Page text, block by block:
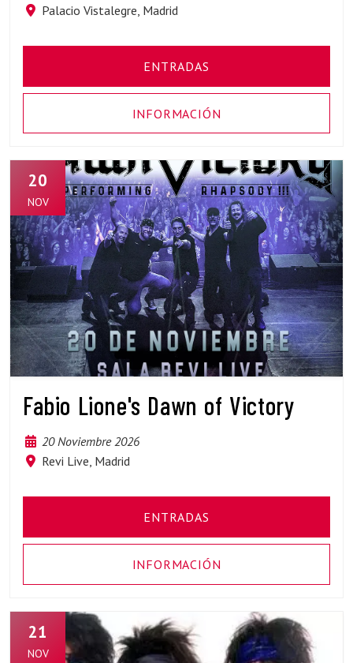
Palacio Vistalegre, Madrid
ENTRADAS
INFORMACIÓN
20
NOV
Fabio Lione's Dawn of Victory
20 Noviembre 2026
Revi Live, Madrid
ENTRADAS
INFORMACIÓN
21
NOV